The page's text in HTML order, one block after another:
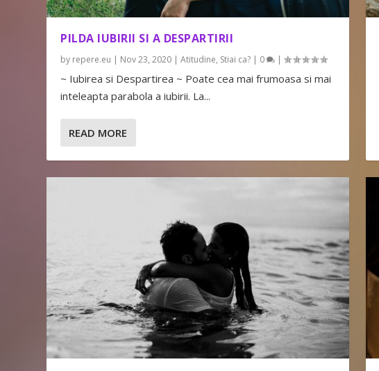
PILDA IUBIRII SI A DESPARTIRII
by repere.eu | Nov 23, 2020 |Atitudine, Stiai ca? | 0 |
~ Iubirea si Despartirea ~ Poate cea mai frumoasa si mai
inteleapta parabola a iubirii. La...
READ MORE